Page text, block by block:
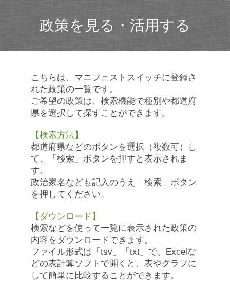
政策を見る・活用する
こちらは、マニフェストスイッチに登録さ
れた政策の一覧です。
ご希望の政策は、検索機能で種別や都道府
県を選択して探すことができます。
【検索方法】
都道府県などのボタンを選択（複数可）し
て、「検索」ボタンを押すと表示されま
す。
政治家名なども記入のうえ「検索」ボタン
を押してください。
【ダウンロード】
検索などを使って一覧に表示された政策の
内容をダウンロードできます。
ファイル形式は「tsv」「txt」で、Excelな
どの表計算ソフトで開くと、表やグラフに
して簡単に比較することができます。